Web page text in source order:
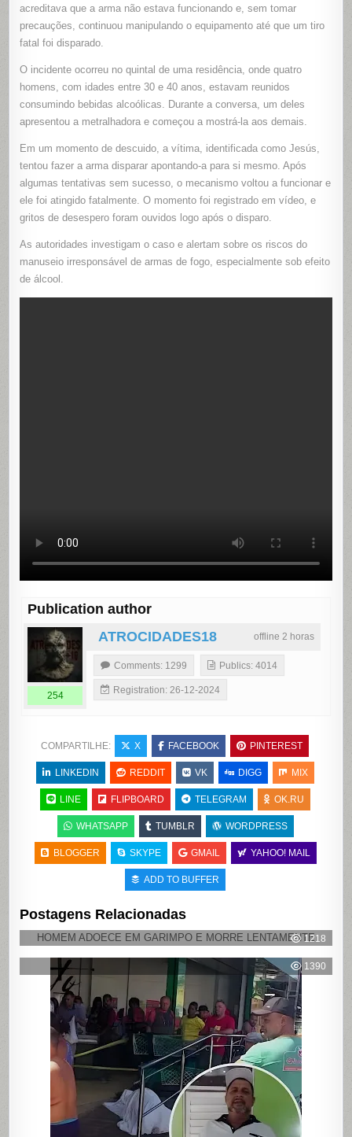
EM
acreditava que a arma não estava funcionando e, sem tomar
precauções, continuou manipulando o equipamento até que um tiro
fatal foi disparado.
O incidente ocorreu no quintal de uma residência, onde quatro
homens, com idades entre 30 e 40 anos, estavam reunidos
consumindo bebidas alcoólicas. Durante a conversa, um deles
apresentou a metralhadora e começou a mostrá-la aos demais.
Em um momento de descuido, a vítima, identificada como Jesús,
tentou fazer a arma disparar apontando-a para si mesmo. Após
algumas tentativas sem sucesso, o mecanismo voltou a funcionar e
ele foi atingido fatalmente. O momento foi registrado em vídeo, e
gritos de desespero foram ouvidos logo após o disparo.
As autoridades investigam o caso e alertam sobre os riscos do
manuseio irresponsável de armas de fogo, especialmente sob efeito
de álcool.
Publication author
offline 2 horas
ATROCIDADES18
254
Comments: 1299 Publics: 4014
Registration: 26-12-2024
COMPARTILHE: X FACEBOOK PINTEREST
LINKEDIN REDDIT VK DIGG MIX
LINE FLIPBOARD TELEGRAM OK.RU
WHATSAPP TUMBLR WORDPRESS
BLOGGER SKYPE GMAIL YAHOO! MAIL
ADD TO BUFFER
Postagens Relacionadas
1218
HOMEM ADOECE EM GARIMPO E MORRE LENTAMENTE
1390